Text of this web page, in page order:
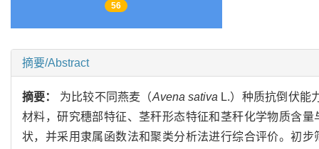
56
摘要/Abstract
摘要： 为比较不同燕麦（Avena sativa L.）种质抗倒伏能
材料，研究穗部特征、茎秆形态特征和茎秆化学物质含
状，并采用隶属函数法和聚类分析法进行综合评价。初